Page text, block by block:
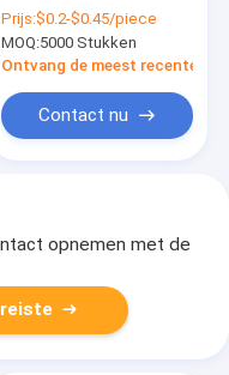
van het
Glasdruppelbuisje
Drukknop van de het
Prijs:$0.2-$0.45/piece
MOQ:5000 Stukken
Ontvang de meest recente
Contact nu
opnemen met de